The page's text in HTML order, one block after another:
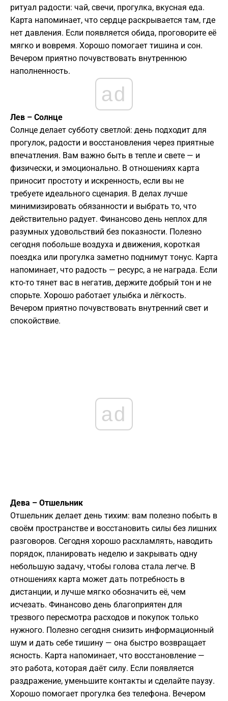
ритуал радости: чай, свечи, прогулка, вкусная еда.
Карта напоминает, что сердце раскрывается там, где
нет давления. Если появляется обида, проговорите её
мягко и вовремя. Хорошо помогает тишина и сон.
Вечером приятно почувствовать внутреннюю
наполненность.
ad
Лев – Солнце
Солнце делает субботу светлой: день подходит для
прогулок, радости и восстановления через приятные
впечатления. Вам важно быть в тепле и свете — и
физически, и эмоционально. В отношениях карта
приносит простоту и искренность, если вы не
требуете идеального сценария. В делах лучше
минимизировать обязанности и выбрать то, что
действительно радует. Финансово день неплох для
разумных удовольствий без показности. Полезно
сегодня побольше воздуха и движения, короткая
поездка или прогулка заметно поднимут тонус. Карта
напоминает, что радость — ресурс, а не награда. Если
кто-то тянет вас в негатив, держите добрый тон и не
спорьте. Хорошо работает улыбка и лёгкость.
Вечером приятно почувствовать внутренний свет и
спокойствие.
ad
Дева – Отшельник
Отшельник делает день тихим: вам полезно побыть в
своём пространстве и восстановить силы без лишних
разговоров. Сегодня хорошо расхламлять, наводить
порядок, планировать неделю и закрывать одну
небольшую задачу, чтобы голова стала легче. В
отношениях карта может дать потребность в
дистанции, и лучше мягко обозначить её, чем
исчезать. Финансово день благоприятен для
трезвого пересмотра расходов и покупок только
нужного. Полезно сегодня снизить информационный
шум и дать себе тишину — она быстро возвращает
ясность. Карта напоминает, что восстановление —
это работа, которая даёт силу. Если появляется
раздражение, уменьшите контакты и сделайте паузу.
Хорошо помогает прогулка без телефона. Вечером